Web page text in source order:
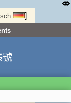
]
號
⤄